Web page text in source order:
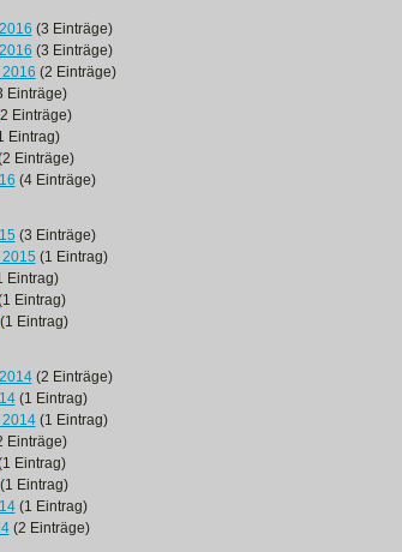
(3 Einträge)
(3 Einträge)
(2 Einträge)
Einträge)
Einträge)
Eintrag)
Einträge)
(4 Einträge)
(3 Einträge)
(1 Eintrag)
Eintrag)
Eintrag)
(1 Eintrag)
(2 Einträge)
(1 Eintrag)
(1 Eintrag)
Einträge)
Eintrag)
Eintrag)
(1 Eintrag)
(2 Einträge)